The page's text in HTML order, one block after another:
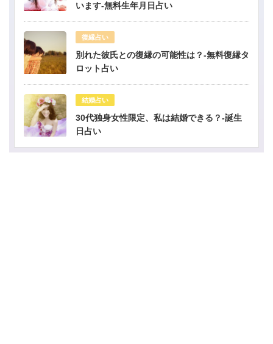
います-無料生年月日占い
復縁占い
別れた彼氏との復縁の可能性は？-無料復縁タ
ロット占い
結婚占い
30代独身女性限定、私は結婚できる？-誕生
日占い